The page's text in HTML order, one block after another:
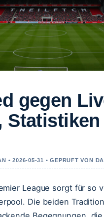
gegen
Statistiken
• 2026-05-31 • GEPRUFT VON
League sorgt für so
Die beiden